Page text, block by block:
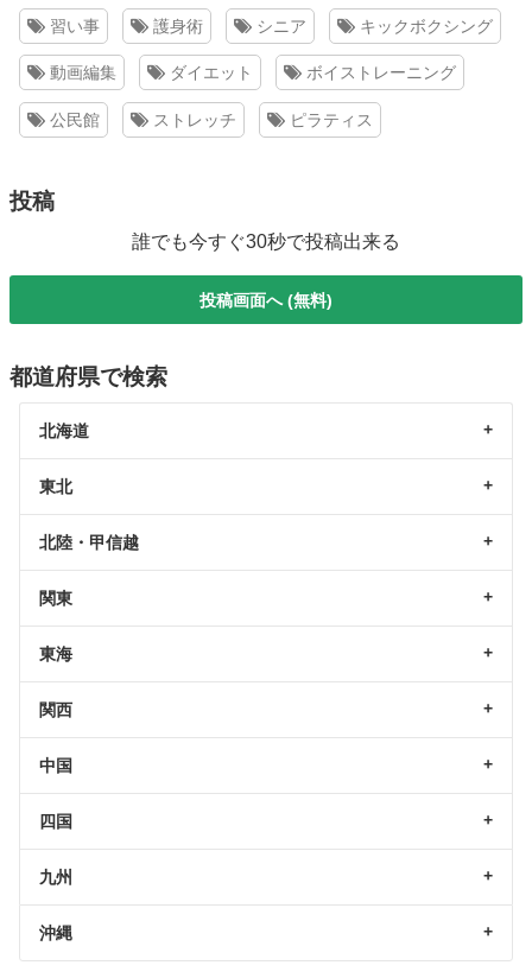
習い事 護身術 シニア キックボクシング
動画編集 ダイエット ボイストレーニング
公民館 ストレッチ ピラティス
投稿
誰でも今すぐ30秒で投稿出来る
投稿画面へ (無料)
都道府県で検索
北海道
東北
北陸・甲信越
関東
東海
関西
中国
四国
九州
沖縄